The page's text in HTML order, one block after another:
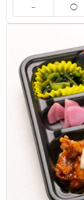
スも申し分な
で、大満足だ
福岡県福岡市博多
－ ◯